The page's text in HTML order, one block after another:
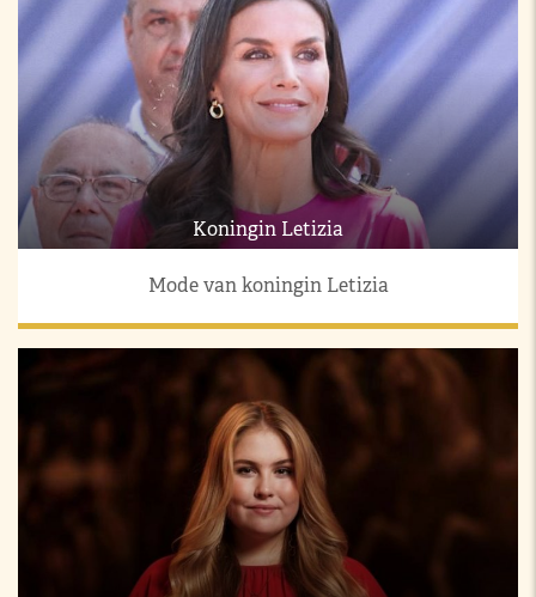
Koningin Letizia
Mode van koningin Letizia